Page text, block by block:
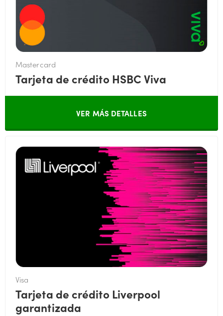
Mastercard
Tarjeta de crédito HSBC Viva
VER MÁS DETALLES
Visa
Tarjeta de crédito Liverpool
garantizada